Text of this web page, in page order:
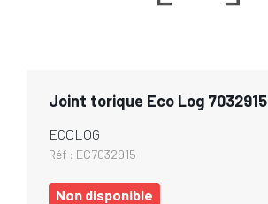
Joint torique Eco Log 7032915
ECOLOG
Réf : EC7032915
Non disponible